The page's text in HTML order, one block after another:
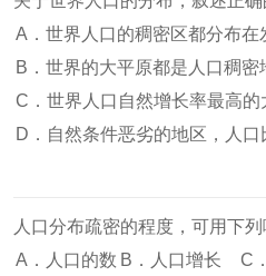
A．世界人口的稠密区都分布在
B．世界的大平原都是人口稠密
C．世界人口自然增长率最高的
D．自然条件恶劣的地区，人口
人口分布疏密的程度，可用下
A．人口的数 B．人口增长 C